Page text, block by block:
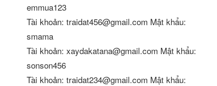
emmua123
Tài khoản: traidat456@gmail.com Mật khẩu:
smama
Tài khoản: xaydakatana@gmail.com Mật khẩu:
sonson456
Tài khoản: traidat234@gmail.com Mật khẩu: